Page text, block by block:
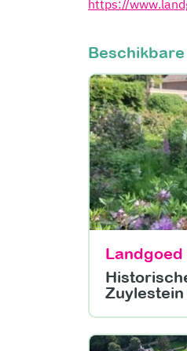
https://
Zuylestein